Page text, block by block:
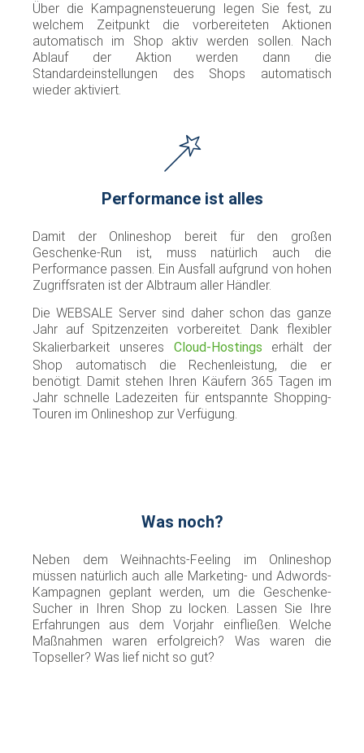
Über die Kampagnensteuerung legen Sie fest, zu
welchem Zeitpunkt die vorbereiteten Aktionen
automatisch im Shop aktiv werden sollen. Nach
Ablauf der Aktion werden dann die
Standardeinstellungen des Shops automatisch
wieder aktiviert.
Performance ist alles
Damit der Onlineshop bereit für den großen
Geschenke-Run ist, muss natürlich auch die
Performance passen. Ein Ausfall aufgrund von hohen
Zugriffsraten ist der Albtraum aller Händler.
Die WEBSALE Server sind daher schon das ganze
Jahr auf Spitzenzeiten vorbereitet. Dank flexibler
Skalierbarkeit unseres Cloud-Hostings erhält der
Shop automatisch die Rechenleistung, die er
benötigt. Damit stehen Ihren Käufern 365 Tagen im
Jahr schnelle Ladezeiten für entspannte Shopping-
Touren im Onlineshop zur Verfügung.
Was noch?
Neben dem Weihnachts-Feeling im Onlineshop
müssen natürlich auch alle Marketing- und Adwords-
Kampagnen geplant werden, um die Geschenke-
Sucher in Ihren Shop zu locken. Lassen Sie Ihre
Erfahrungen aus dem Vorjahr einfließen. Welche
Maßnahmen waren erfolgreich? Was waren die
Topseller? Was lief nicht so gut?